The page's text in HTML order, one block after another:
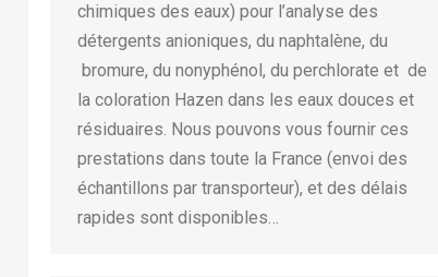
chimiques des eaux) pour l’analyse des
détergents anioniques, du naphtalène, du
bromure, du nonyphénol, du perchlorate et de
la coloration Hazen dans les eaux douces et
résiduaires. Nous pouvons vous fournir ces
prestations dans toute la France (envoi des
échantillons par transporteur), et des délais
rapides sont disponibles…